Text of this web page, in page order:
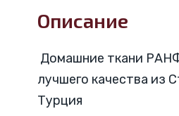
Описание
Домашние ткани
лучшего качества из
Турция